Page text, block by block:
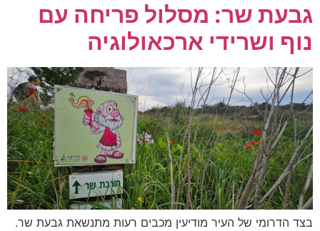
גבעת שר: מסלול פריחה עם
נוף ושרידי ארכאולוגיה
בצד הדרומי של העיר מודיעין מכבים רעות מתנשאת גבעת שר.